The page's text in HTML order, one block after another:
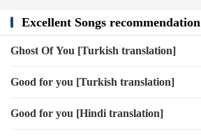
Excellent Songs recommendation
Ghost Of You [Turkish translation]
Good for you [Turkish translation]
Good for you [Hindi translation]